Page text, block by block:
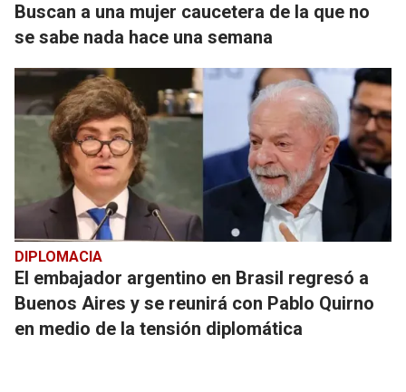
Buscan a una mujer caucetera de la que no
se sabe nada hace una semana
DIPLOMACIA
El embajador argentino en Brasil regresó a
Buenos Aires y se reunirá con Pablo Quirno
en medio de la tensión diplomática